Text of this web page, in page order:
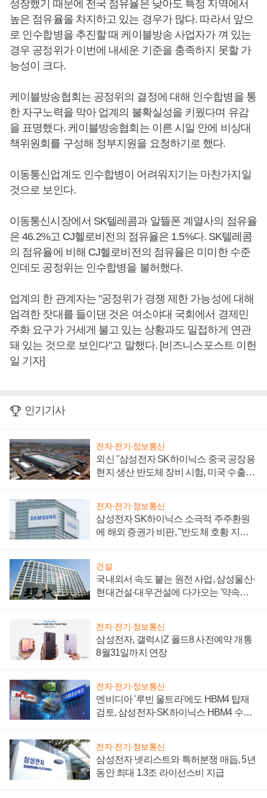
성장했기 때문에 전국 점유율은 낮아도 특정 지역에서
높은 점유율을 차지하고 있는 경우가 많다. 따라서 앞으
로 인수합병을 추진할 때 케이블방송 사업자가 껴 있는
경우 공정위가 이번에 내세운 기준을 충족하지 못할 가
능성이 크다.
케이블방송협회는 공정위의 결정에 대해 인수합병을 통
한 자구노력을 막아 업계의 불확실성을 키웠다며 유감
을 표명했다. 케이블방송협회는 이른 시일 안에 비상대
책위원회를 구성해 정부지원을 요청하기로 했다.
이동통신업계도 인수합병이 어려워지기는 마찬가지일
것으로 보인다.
이동통신시장에서 SK텔레콤과 알뜰폰 계열사의 점유율
은 46.2%고 CJ헬로비전의 점유율은 1.5%다. SK텔레콤
의 점유율에 비해 CJ헬로비전의 점유율은 미미한 수준
인데도 공정위는 인수합병을 불허했다.
업계의 한 관계자는 "공정위가 경쟁 제한 가능성에 대해
엄격한 잣대를 들이댄 것은 여소야대 국회에서 경제민
주화 요구가 거세게 불고 있는 상황과도 밀접하게 연관
돼 있는 것으로 보인다"고 말했다. [비즈니스포스트 이헌
일 기자]
인기기사
전자·전기·정보통신
외신 "삼성전자 SK하이닉스 중국 공장용
현지 생산 반도체 장비 시험, 미국 수출통
전자·전기·정보통신
삼성전자 SK하이닉스 소극적 주주환원
에 해외 증권가 비판, "반도체 호황 지속
건설
국내외서 속도 붙는 원전 사업, 삼성물산·
현대건설·대우건설에 다가오는 '약속의
전자·전기·정보통신
삼성전자, 갤럭시Z 폴드8 사전예약 개통
8월31일까지 연장
전자·전기·정보통신
엔비디아 '루빈 울트라'에도 HBM4 탑재
검토, 삼성전자·SK하이닉스 HBM4 수율
전자·전기·정보통신
삼성전자 넷리스트와 특허분쟁 매듭, 5년
동안 최대 1.3조 라이선스비 지급